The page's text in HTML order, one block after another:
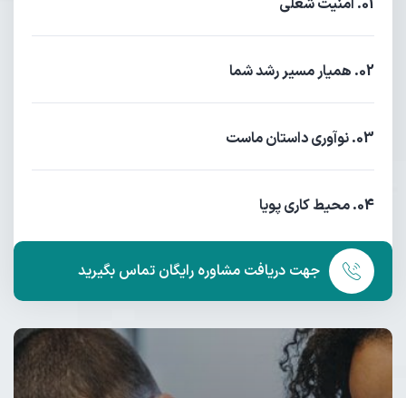
01. امنیت شغلی
02. همیار مسیر رشد شما
03. نوآوری داستان ماست
04. محیط کاری پویا
جهت دریافت مشاوره رایگان تماس بگیرید